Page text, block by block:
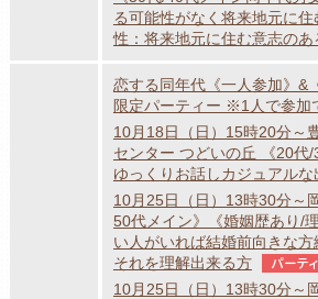
る可能性がなく将来地元に
性：将来地元に住む意志のあ
恋する同年代《一人参加》&
限定パーティー ※1人で参加
10月18日（日）15時20分～
センター つどいの丘 《20代/
ゆっくりお話しカジュアルな
10月25日（日）13時30分～
50代メイン》《婚姻歴あり/
い人がいれば結婚前向きな
それを理解出来る方
パーテ
10月25日（日）13時30分～